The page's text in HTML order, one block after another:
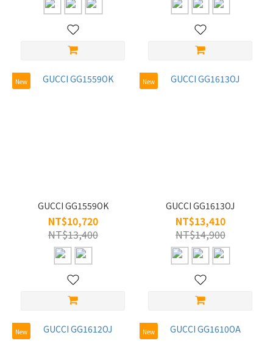
New
GUCCI GG1559OK
NT$10,720
NT$13,400
New
GUCCI GG1613OJ
NT$13,410
NT$14,900
New New